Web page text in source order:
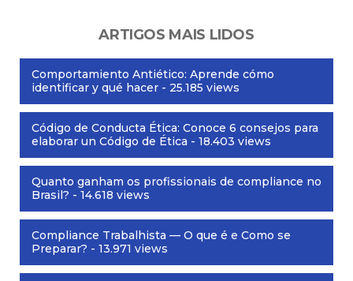
ARTIGOS MAIS LIDOS
Comportamiento Antiético: Aprende cómo
identificar y qué hacer - 25.185 views
Código de Conducta Ética: Conoce 6 consejos para
elaborar un Código de Ética - 18.403 views
Quanto ganham os profissionais de compliance no
Brasil? - 14.618 views
Compliance Trabalhista — O que é e Como se
Preparar? - 13.971 views